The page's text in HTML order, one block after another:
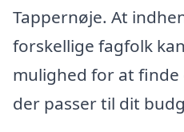
Tappernøje. At
forskellige fagfolk
mulighed for at finde
der passer til dit